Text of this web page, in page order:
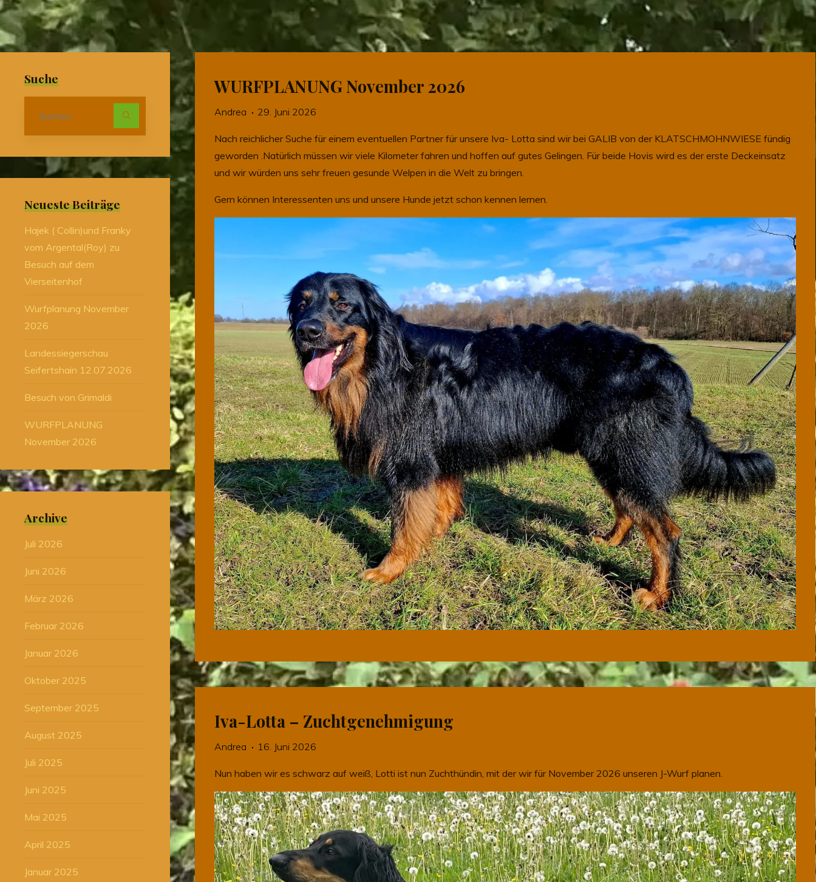
WURFPLANUNG November 2026
Andrea 29. Juni 2026
Nach reichlicher Suche für einem eventuellen Partner für unsere Iva- Lotta sind wir bei GALIB von der KLATSCHMOHNWIESE fündig
geworden .Natürlich müssen wir viele Kilometer fahren und hoffen auf gutes Gelingen. Für beide Hovis wird es der erste Deckeinsatz
und wir würden uns sehr freuen gesunde Welpen in die Welt zu bringen.
Gern können Interessenten uns und unsere Hunde jetzt schon kennen lernen.
Iva-Lotta – Zuchtgenehmigung
Andrea 16. Juni 2026
Nun haben wir es schwarz auf weiß, Lotti ist nun Zuchthündin, mit der wir für November 2026 unseren J-Wurf planen.
Suche
Suchen
Neueste Beiträge
Hajek ( Collin)und Franky
vom Argental(Roy) zu
Besuch auf dem
Vierseitenhof
Wurfplanung November
2026
Landessiegerschau
Seifertshain 12.07.2026
Besuch von Grimaldi
WURFPLANUNG
November 2026
Archive
Juli 2026
Juni 2026
März 2026
Februar 2026
Januar 2026
Oktober 2025
September 2025
August 2025
Juli 2025
Juni 2025
Mai 2025
April 2025
Januar 2025